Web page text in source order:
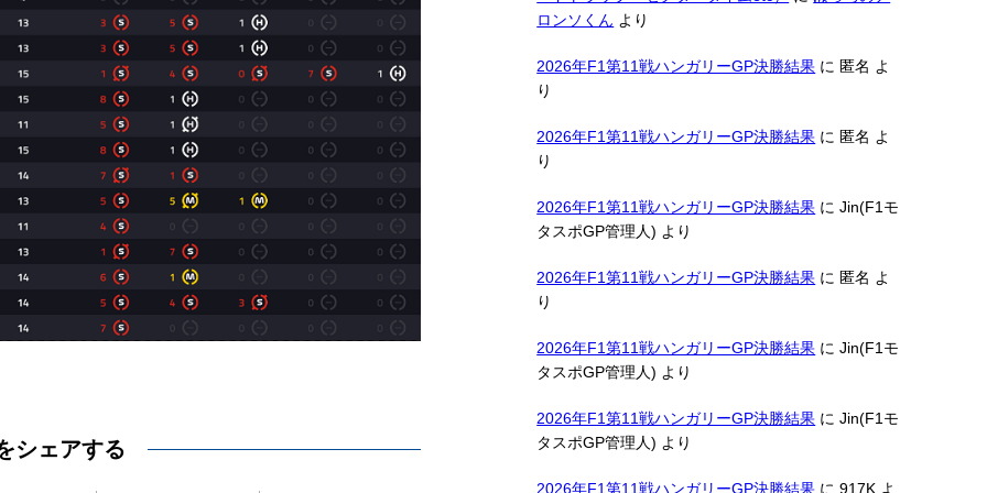
シェアする
ロンソくん より
2026年F1第11戦ハンガリーGP決勝結果 に 匿名 よ
り
2026年F1第11戦ハンガリーGP決勝結果 に 匿名 よ
り
2026年F1第11戦ハンガリーGP決勝結果 にJin(F1モ
タスポGP管理人) より
2026年F1第11戦ハンガリーGP決勝結果 に 匿名 よ
り
2026年F1第11戦ハンガリーGP決勝結果 にJin(F1モ
タスポGP管理人) より
2026年F1第11戦ハンガリーGP決勝結果 にJin(F1モ
タスポGP管理人) より
2026年F1第11戦ハンガリーGP決勝結果 に917K よ